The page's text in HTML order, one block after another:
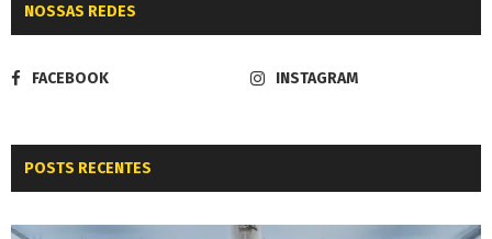
NOSSAS REDES
FACEBOOK INSTAGRAM
POSTS RECENTES